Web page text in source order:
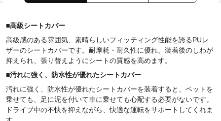
■高級シートカバー
高級感のある雰囲気、素晴らしいフィッティング性能を誇るPUレ
ザーのシートカバーです。耐摩耗・耐久性に優れ、装着後のしわが
抑えられ、張り替えようにシートの質感を高めます。
■汚れに強く、防水性が優れたシートカバー
汚れに強く、防水性が優れたシートカバーを装着すると、ペットを
乗せても、足に泥を付いて車に乗せても心配する必要がないです。
ドライブ中の不快を抑えながら、快適な運転をサポートしてくれま